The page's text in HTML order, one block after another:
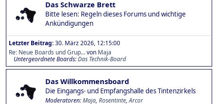
Das Schwarze Brett
Bitte lesen: Regeln dieses Forums und wichtige
Ankündigungen
Letzter Beitrag:30. März 2026, 12:15:00
Re: Neue Boards und Grup...von Maja
Untergeordnete Boards Das Technik-Board
Das Willkommensboard
Die Eingangs- und Empfangshalle des Tintenzirkels
Moderatoren:Maja, Rosentinte,Arcor